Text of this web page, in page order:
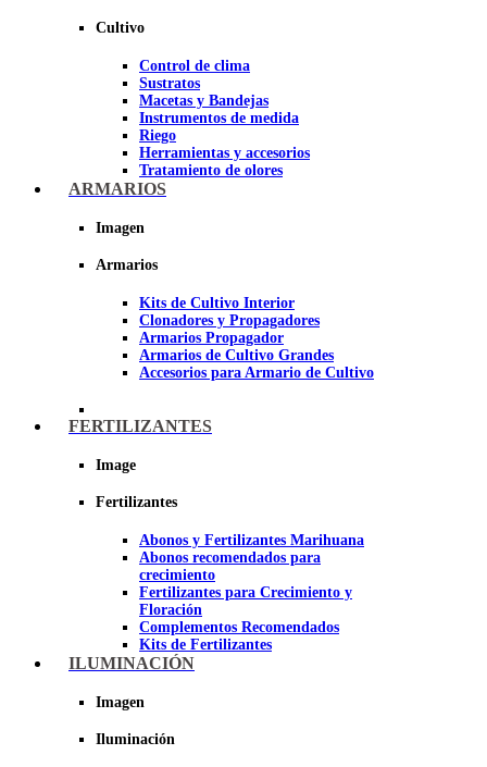
Cultivo
Control de clima
Sustratos
Macetas y Bandejas
Instrumentos de medida
Riego
Herramientas y accesorios
Tratamiento de olores
Insecticidas y fungicidas
Papel Reflectante para cultivo de
ARMARIOS
Imagen
Armarios
Kits de Cultivo Interior
Clonadores y Propagadores
Armarios Propagador
Armarios de Cultivo Grandes
Accesorios para Armario de Cultivo
FERTILIZANTES
Image
Fertilizantes
Abonos y Fertilizantes Marihuana
Abonos recomendados para
crecimiento
Fertilizantes para Crecimiento y
Floración
Complementos Recomendados
Kits de Fertilizantes
ILUMINACIÓN
Imagen
Iluminación